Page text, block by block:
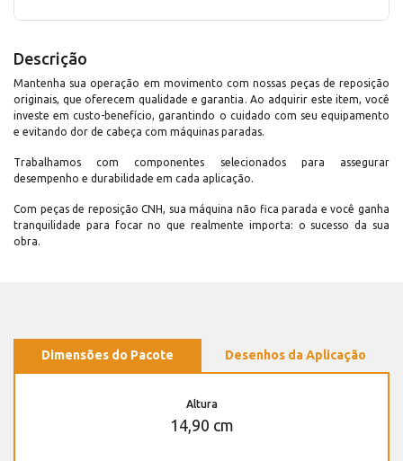
Descrição
Mantenha sua operação em movimento com nossas peças de reposição
originais, que oferecem qualidade e garantia. Ao adquirir este item, você
investe em custo-benefício, garantindo o cuidado com seu equipamento
e evitando dor de cabeça com máquinas paradas.
Trabalhamos com componentes selecionados para assegurar
desempenho e durabilidade em cada aplicação.
Com peças de reposição CNH, sua máquina não fica parada e você ganha
tranquilidade para focar no que realmente importa: o sucesso da sua
obra.
Dimensões do Pacote Desenhos da Aplicação
Altura
14,90 cm